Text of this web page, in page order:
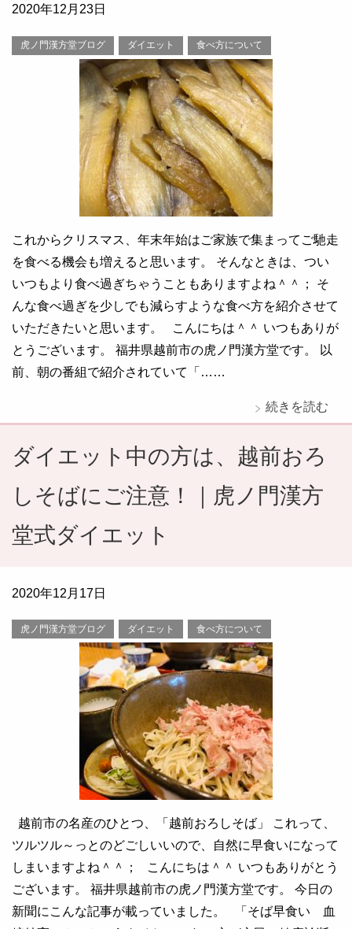
2020年12月23日
虎ノ門漢方堂ブログ ダイエット 食べ方について
これからクリスマス、年末年始はご家族で集まってご馳走
を食べる機会も増えると思います。 そんなときは、つい
いつもより食べ過ぎちゃうこともありますよね＾＾； そ
んな食べ過ぎを少しでも減らすような食べ方を紹介させて
いただきたいと思います。 こんにちは＾＾ いつもありが
とうございます。 福井県越前市の虎ノ門漢方堂です。 以
前、朝の番組で紹介されていて「……
続きを読む
ダイエット中の方は、越前おろ
しそばにご注意！｜虎ノ門漢方
堂式ダイエット
2020年12月17日
虎ノ門漢方堂ブログ ダイエット 食べ方について
越前市の名産のひとつ、「越前おろしそば」 これって、
ツルツル～っとのどごしいいので、自然に早食いになって
しまいますよね＾＾； こんにちは＾＾ いつもありがとう
ございます。 福井県越前市の虎ノ門漢方堂です。 今日の
新聞にこんな記事が載っていました。 「そば早食い 血